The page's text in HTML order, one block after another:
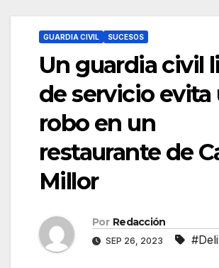
GUARDIA CIVIL SUCESOS
Un guardia civil
de servicio evita
robo en un
restaurante de
Millor
Por Redacción
SEP 26, 2023